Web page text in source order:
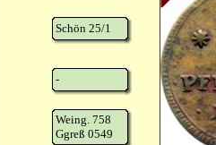
Schön 25/1
-
Weing. 758
Ggreß 0549